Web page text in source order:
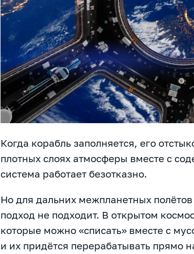
Когда корабль заполняется, его
плотных слоях атмосферы вместе с
система работает безотказно.
Но для дальних межпланетных
подход не подходит. В открытом
которые можно «списать» вместе с
и их придётся перерабатывать прямо